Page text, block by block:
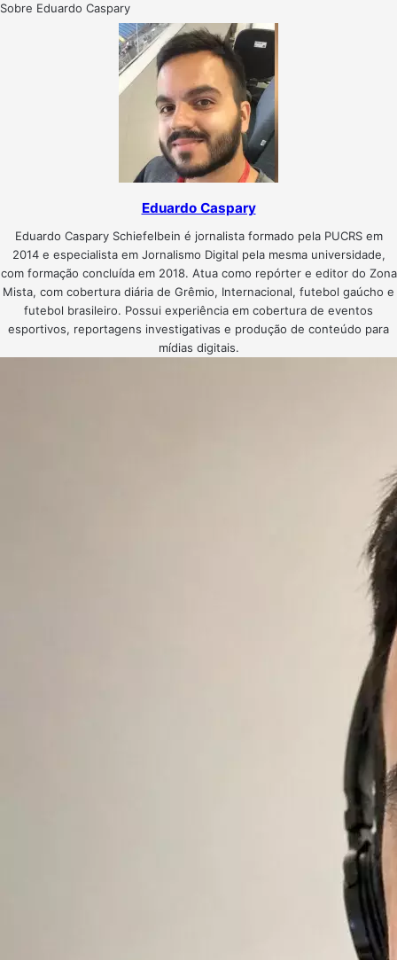
Sobre Eduardo Caspary
Eduardo Caspary
Eduardo Caspary Schiefelbein é jornalista formado pela PUCRS em
2014 e especialista em Jornalismo Digital pela mesma universidade,
com formação concluída em 2018. Atua como repórter e editor do Zona
Mista, com cobertura diária de Grêmio, Internacional, futebol gaúcho e
futebol brasileiro. Possui experiência em cobertura de eventos
esportivos, reportagens investigativas e produção de conteúdo para
mídias digitais.